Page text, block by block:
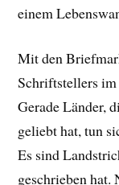
einem
Mit den
Schriftstellers
Gerade Länder,
geliebt hat, tun
Es sind
geschrieben hat.